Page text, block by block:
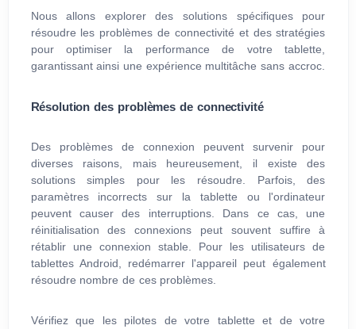
Nous allons explorer des solutions spécifiques pour
résoudre les problèmes de connectivité et des stratégies
pour optimiser la performance de votre tablette,
garantissant ainsi une expérience multitâche sans accroc.
Résolution des problèmes de connectivité
Des problèmes de connexion peuvent survenir pour
diverses raisons, mais heureusement, il existe des
solutions simples pour les résoudre. Parfois, des
paramètres incorrects sur la tablette ou l'ordinateur
peuvent causer des interruptions. Dans ce cas, une
réinitialisation des connexions peut souvent suffire à
rétablir une connexion stable. Pour les utilisateurs de
tablettes Android, redémarrer l'appareil peut également
résoudre nombre de ces problèmes.
Vérifiez que les pilotes de votre tablette et de votre